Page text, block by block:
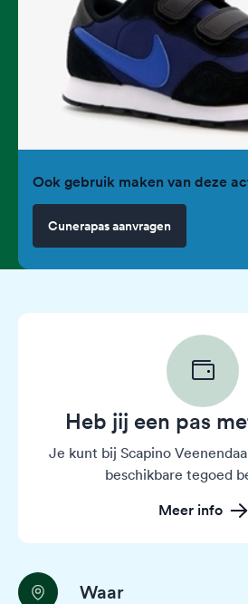
Ook gebruik maken van deze
Cunerapas aanvragen
Heb jij een pas
Je kunt bij Scapino
beschikbare tegoed
Meer info
Waar